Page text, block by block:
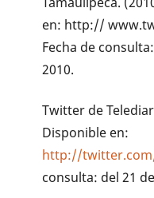
en: http://
Fecha de
2010.
Twitter de
Disponible en:
http://
consulta: del 21